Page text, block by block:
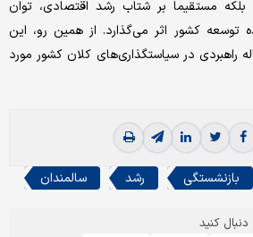
مستقیما بر شتاب رشد اقتصادی، توان
توسعه کشور اثر می‌گذارد. از همین رو، این
راهبردی در سیاستگذاری‌های کلان کشور مورد
بازنشستگی رشد سالمندان
کنید